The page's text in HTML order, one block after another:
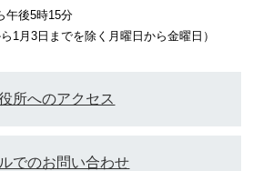
午後5時15分
1月3日までを除く月曜日から金曜日）
所へのアクセス
でのお問い合わせ